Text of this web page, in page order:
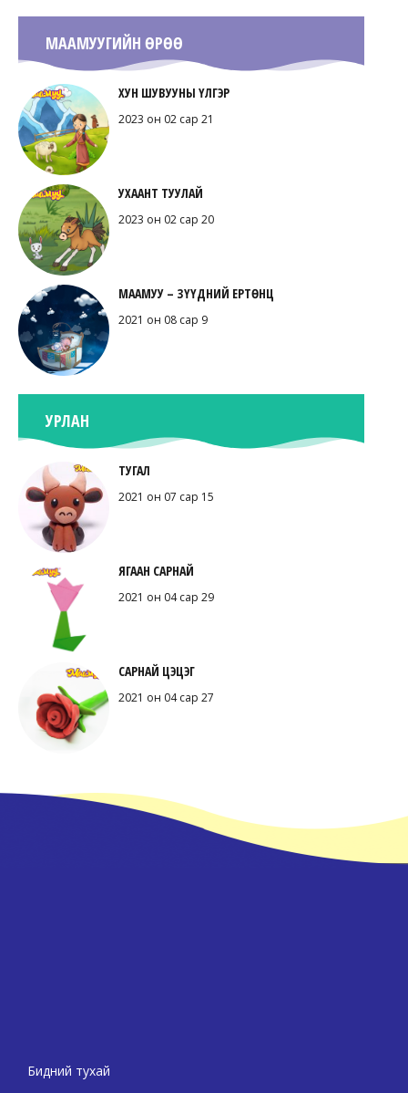
МААМУУГИЙН ӨРӨӨ
ХУН ШУВУУНЫ ҮЛГЭР
2023 он 02 сар 21
УХААНТ ТУУЛАЙ
2023 он 02 сар 20
МААМУУ – ЗҮҮДНИЙ ЕРТӨНЦ
2021 он 08 сар 9
УРЛАН
ТУГАЛ
2021 он 07 сар 15
ЯГААН САРНАЙ
2021 он 04 сар 29
САРНАЙ ЦЭЦЭГ
2021 он 04 сар 27
Бидний тухай